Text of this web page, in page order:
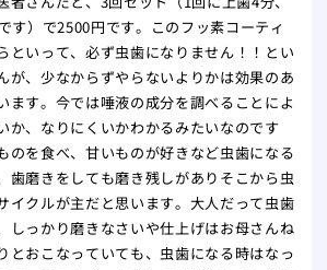
）で2500円です。このフッ素コーティ
といって、必ず虫歯になりません！！とい
が、少なからずやらないよりかは効果のあ
ます。今では唾液の成分を調べることによ
か、なりにくいかわかるみたいなのです
のを食べ、甘いものが好きなど虫歯になる
歯磨きをしても磨き残しがありそこから虫
イクルが主だと思います。大人だって虫歯
しっかり磨きなさいや仕上げはお母さんね
とおこなっていても、虫歯になる時はなっ